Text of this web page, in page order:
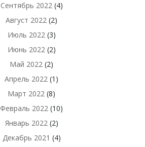
Сентябрь 2022(4)
Август 2022 (2)
Июль 2022(3)
Июнь 2022(2)
Май 2022 (2)
Апрель 2022 (1)
Март 2022 (8)
Февраль 2022 (10)
Январь 2022(2)
Декабрь 2021 (4)